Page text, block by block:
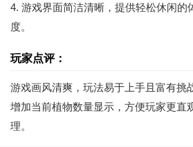
4. 游戏界面简洁清晰，提供轻松休闲的
度。
玩家点评：
游戏画风清爽，玩法易于上手且富有挑
增加当前植物数量显示，方便玩家更直
理。